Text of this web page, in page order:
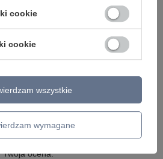
ofertę
Napisz do nas
Twoja ocena:
cookie
cookie
wymagane
wszystkie